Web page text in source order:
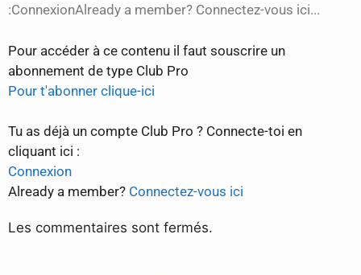
:ConnexionAlready a member? Connectez-vous ici...
Pour accéder à ce contenu il faut souscrire un
abonnement de type Club Pro
Pour t'abonner clique-ici
Tu as déjà un compte Club Pro ? Connecte-toi en
cliquant ici :
Connexion
Already a member? Connectez-vous ici
Les commentaires sont fermés.